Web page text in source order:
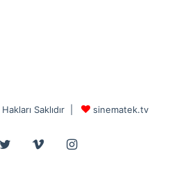
Saklıdır | sinematek.tv
Twitter VimeoInstagram